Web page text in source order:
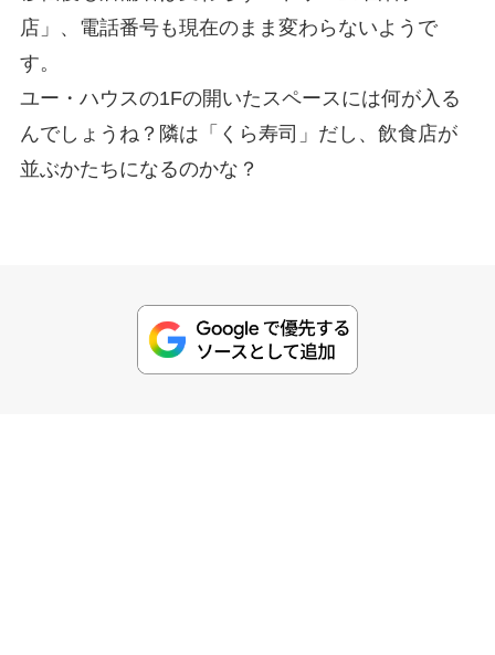
店」、電話番号も現在のまま変わらないようで
す。
ユー・ハウスの1Fの開いたスペースには何が入る
んでしょうね？隣は「くら寿司」だし、飲食店が
並ぶかたちになるのかな？